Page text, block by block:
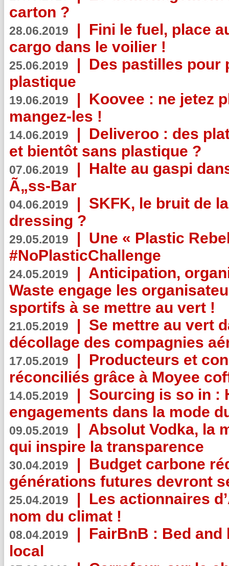
carton ?
28.06.2019 | Fini le fuel, place
cargo dans le voilier !
25.06.2019 | Des pastilles pour
plastique
19.06.2019 | Koovee : ne jetez
mangez-les !
14.06.2019 | Deliveroo : des
et bientôt sans plastique ?
07.06.2019 | Halte au gaspi
Ã„ss-Bar
04.06.2019 | SKFK, le bruit de
dressing ?
29.05.2019 | Une « Plastic
#NoPlasticChallenge
24.05.2019 | Anticipation,
Waste engage les
sportifs à se mettre au vert !
21.05.2019 | Se mettre au vert
décollage des compagnies
17.05.2019 | Producteurs et
réconciliés grâce à Moyee
14.05.2019 | Sourcing is so in :
engagements dans la mode
09.05.2019 | Absolut Vodka, la
qui inspire la transparence
30.04.2019 | Budget carbone
générations futures devront
25.04.2019 | Les actionnaires
nom du climat !
08.04.2019 | FairBnB : Bed
local